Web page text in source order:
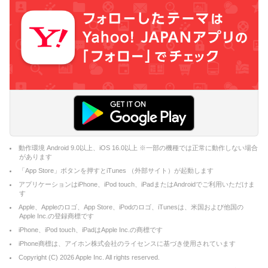
動作環境 Android 9.0以上、iOS 16.0以上 ※一部の機種では正常に動作しない場合
があります
「App Store」ボタンを押すとiTunes （外部サイト）が起動します
アプリケーションはiPhone、iPod touch、iPadまたはAndroidでご利用いただけま
す
Apple、Appleのロゴ、App Store、iPodのロゴ、iTunesは、米国および他国の
Apple Inc.の登録商標です
iPhone、iPod touch、iPadはApple Inc.の商標です
iPhone商標は、アイホン株式会社のライセンスに基づき使用されています
Copyright (C) 2026Apple Inc. All rights reserved.